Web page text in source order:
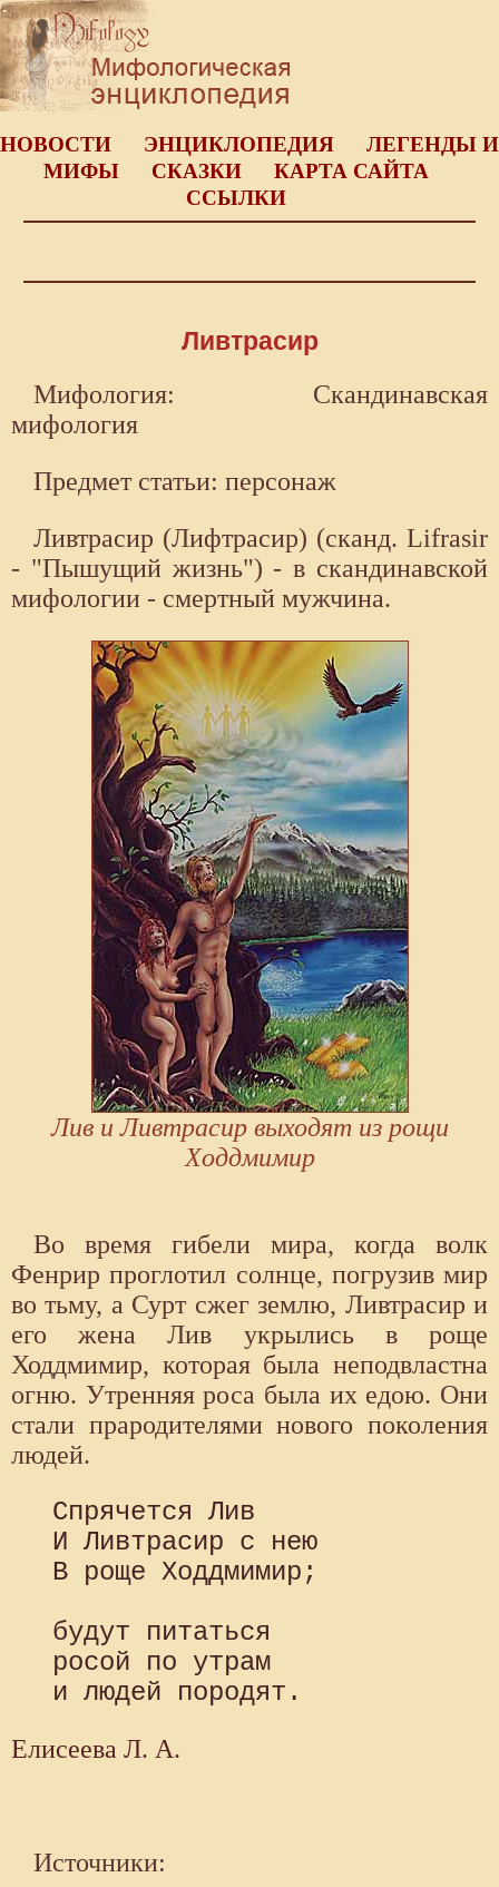
НОВОСТИ ЭНЦИКЛОПЕДИЯ
ЛЕГЕНДЫ И
МИФЫ
СКАЗКИ
КАРТА САЙТА
ССЫЛКИ
Ливтрасир
Мифология: Скандинавская
мифология
Предмет статьи: персонаж
Ливтрасир (Лифтрасир) (сканд. Lifrasir
- "Пышущий жизнь") - в скандинавской
мифологии - смертный мужчина.
Лив и Ливтрасир выходят из рощи
Ходдмимир
Во время гибели мира, когда волк
Фенрир проглотил солнце, погрузив мир
во тьму, а Сурт сжег землю, Ливтрасир и
его жена Лив укрылись в роще
Ходдмимир, которая была неподвластна
огню. Утренняя роса была их едою. Они
стали прародителями нового поколения
людей.
Спрячется Лив
И Ливтрасир с нею
В роще Ходдмимир;
будут питаться
росой по утрам
Елисеева Л. А.
Источники: